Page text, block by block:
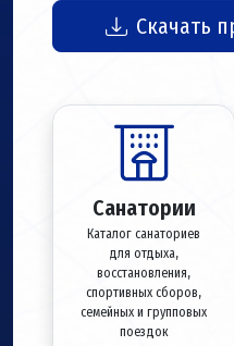
Скачать
Санатории
Каталог санаториев
для отдыха,
восстановления,
спортивных сборов,
семейных и групповых
поездок